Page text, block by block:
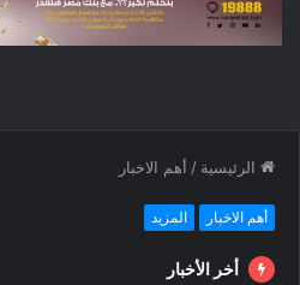
الرئيسية / أهم الاخبار
أهم الاخبار المزيد
أخر الأخبار